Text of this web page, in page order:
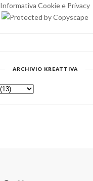
Informativa Cookie e Privacy
ARCHIVIO KREATTIVA